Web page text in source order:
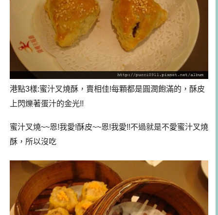
港點3樣:蜜汁叉燒酥，賣相佳!每顆都是圓潤飽滿的，酥皮
上閃爍著蛋汁的金光!!
蜜汁叉燒~~恩!我愛!酥皮~~恩!我愛!!不過就是不愛蜜汁叉燒
酥，所以沒吃